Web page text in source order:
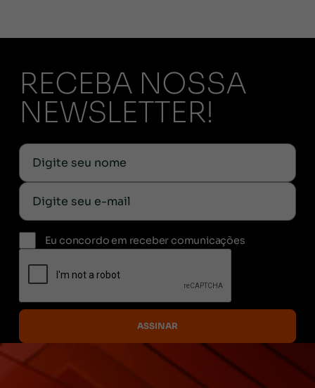
RECEBA NOSSA
NEWSLETTER!
Eu concordo em receber comunicações